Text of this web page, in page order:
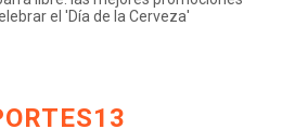
el 'Día de la Cerveza'